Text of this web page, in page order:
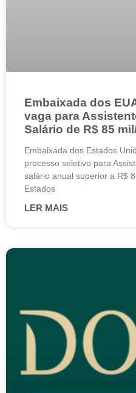
Embaixada dos
vaga para
Salário de R$ 85
Embaixada dos Estados
processo seletivo para
salário anual superior a R$
Estados
LER MAIS